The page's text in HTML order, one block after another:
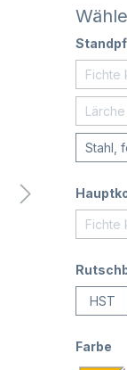
Fichte
Stahl,
Fichte
HST
Farbe